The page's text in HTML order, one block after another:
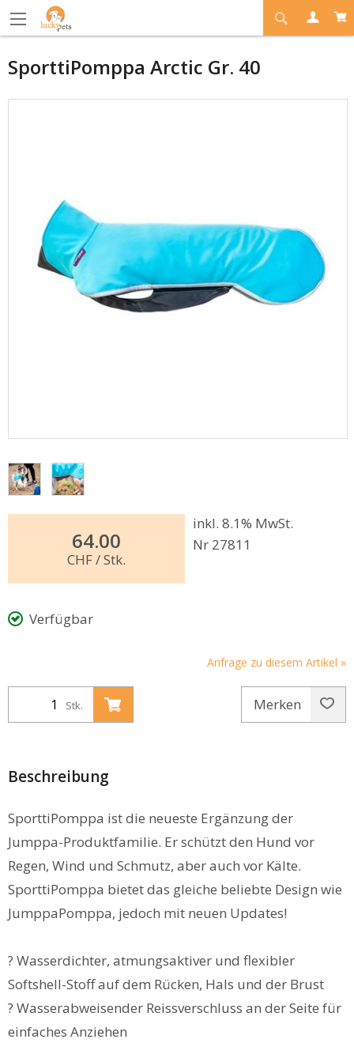
SporttiPomppa Arctic Gr. 40
64.00
CHF/ Stk.
inkl. 8.1% MwSt.
Nr 27811
Verfügbar
Anfrage zu diesem Artikel »
Stk. Merken
Beschreibung
SporttiPomppa ist die neueste Ergänzung der
Jumppa-Produktfamilie. Er schützt den Hund vor
Regen, Wind und Schmutz, aber auch vor Kälte.
SporttiPomppa bietet das gleiche beliebte Design wie
JumppaPomppa, jedoch mit neuen Updates!
? Wasserdichter, atmungsaktiver und flexibler
Softshell-Stoff auf dem Rücken, Hals und der Brust
? Wasserabweisender Reissverschluss an der Seite für
einfaches Anziehen